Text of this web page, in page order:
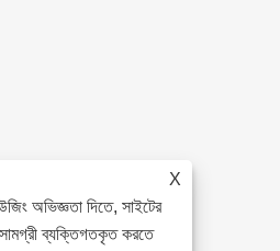
X
অভিজ্ঞতা দিতে, সাইটের
সামগ্রী ব্যক্তিগতকৃত করতে